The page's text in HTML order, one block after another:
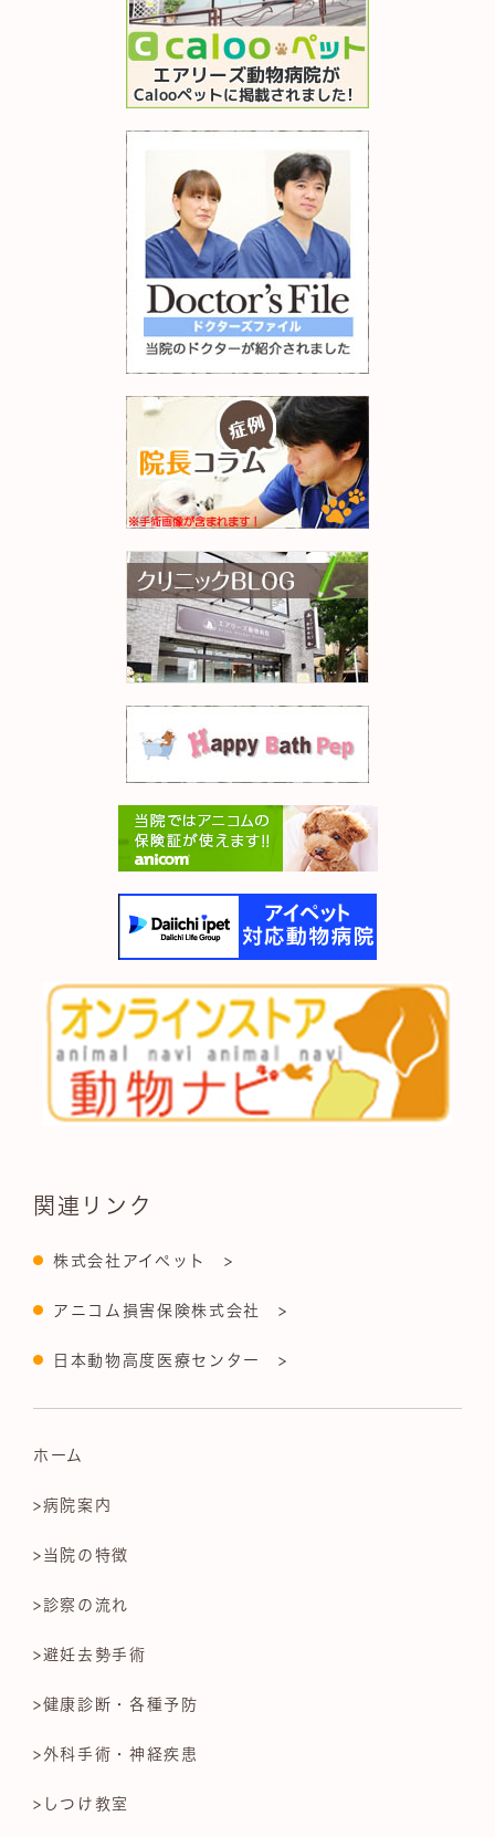
関連リンク
株式会社アイペット >
アニコム損害保険株式会社 >
日本動物高度医療センター >
ホーム
>病院案内
>当院の特徴
>診察の流れ
>避妊去勢手術
>健康診断・各種予防
>外科手術・神経疾患
>しつけ教室